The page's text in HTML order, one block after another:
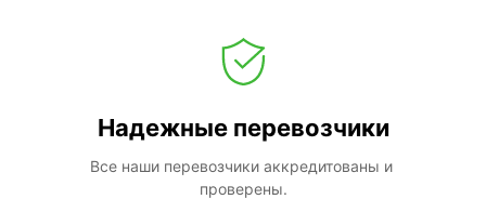
Надежные перевозчики
Все наши перевозчики аккредитованы и
проверены.